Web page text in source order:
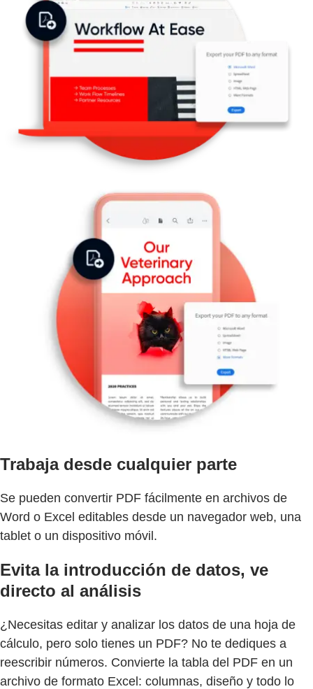
Trabaja desde cualquier parte
Se pueden convertir PDF fácilmente en archivos de
Word o Excel editables desde un navegador web, una
tablet o un dispositivo móvil.
Evita la introducción de datos, ve
directo al análisis
¿Necesitas editar y analizar los datos de una hoja de
cálculo, pero solo tienes un PDF? No te dediques a
reescribir números. Convierte la tabla del PDF en un
archivo de formato Excel: columnas, diseño y todo lo